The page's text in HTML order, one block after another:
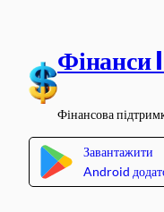
вмісту
Фінанси
Фінансова
Завантажити
Android